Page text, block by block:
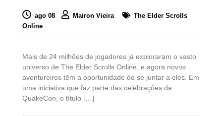
ago 08 Mairon Vieira
The Elder Scrolls
Online
Mais de 24 milhões de jogadores já exploraram o vasto
universo de The Elder Scrolls Online, e agora novos
aventureiros têm a oportunidade de se juntar a eles. Em
uma iniciativa que faz parte das celebrações da
QuakeCon, o título […]